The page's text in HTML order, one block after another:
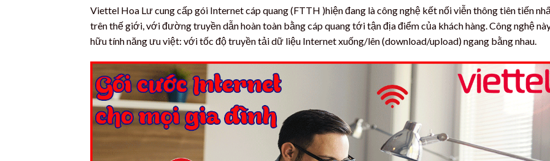
Viettel Hoa Lư cung cấp gói Internet cáp quang (FTTH )hiện đang là công nghệ kết nối viễn thông tiên tiến
trên thế giới, với đường truyền dẫn hoàn toàn bằng cáp quang tới tận địa điểm của khách hàng. Công nghệ
hữu tính năng ưu việt: với tốc độ truyền tải dữ liệu Internet xuống/lên (download/upload) ngang bằng nhau.